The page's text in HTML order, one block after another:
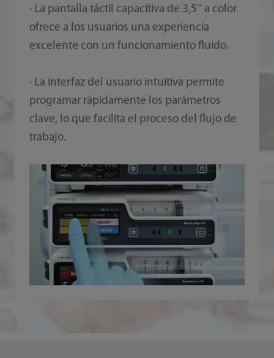
· La pantalla táctil capacitiva de 3,5″ a color
ofrece a los usuarios una experiencia
excelente con un funcionamiento fluido.
· La interfaz del usuario intuitiva permite
programar rápidamente los parámetros
clave, lo que facilita el proceso del flujo de
trabajo.